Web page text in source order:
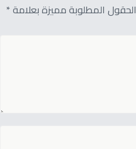
المطلوبة مميزة بعلامة *